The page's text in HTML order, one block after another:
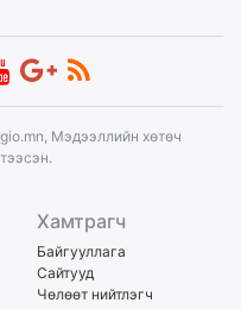
Мэдээллийн хөтөч
Хамтрагч
Байгууллага
Сайтууд
Чөлөөт нийтлэгч